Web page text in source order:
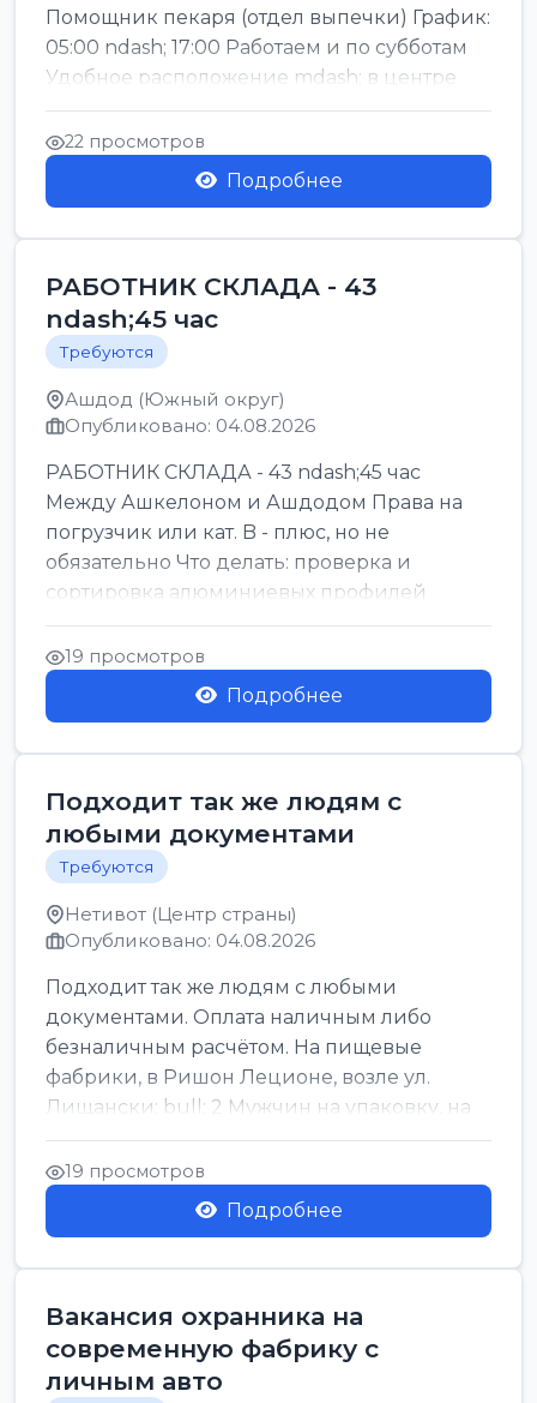
Помощник пекаря (отдел выпечки) График:
05:00 ndash; 17:00 Работаем и по субботам
Удобное расположение mdash; в центре
го...
22 просмотров
Подробнее
РАБОТНИК СКЛАДА - 43
ndash;45 час
Требуются
Ашдод (Южный округ)
Опубликовано: 04.08.2026
РАБОТНИК СКЛАДА - 43 ndash;45 час
Между Ашкелоном и Ашдодом Права на
погрузчик или кат. B - плюс, но не
обязательно Что делать: проверка и
сортировка алюминиевых профилей
График: 5 дн, с 7:00 до 17:00...
19 просмотров
Подробнее
Подходит так же людям с
любыми документами
Требуются
Нетивот (Центр страны)
Опубликовано: 04.08.2026
Подходит так же людям с любыми
документами. Оплата наличным либо
безналичным расчётом. На пищевые
фабрики, в Ришон Леционе, возле ул.
Лищански: bull; 2 Мужчин на упаковку, на
машинку рисовых макоронов...
19 просмотров
Подробнее
Вакансия охранника на
современную фабрику с
личным авто